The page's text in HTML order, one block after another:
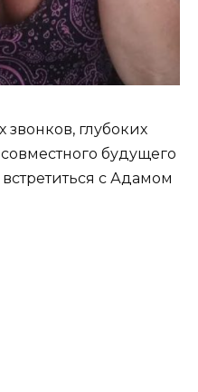
звонков, глубоких
будущего
с Адамом